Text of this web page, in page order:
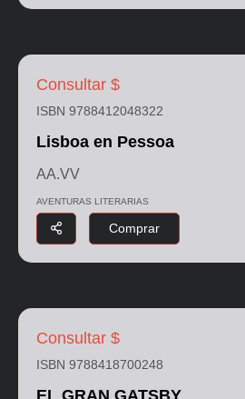
Consultar $
ISBN 9788412048322
Lisboa en Pessoa
AA.VV
AVENTURAS LITERARIAS
Comprar
Consultar $
ISBN 9788418700248